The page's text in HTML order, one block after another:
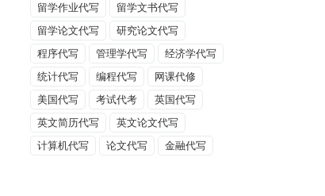
留学作业代写
留学文书代写
留学论文代写
研究论文代写
程序代写
管理学代写
经济学代写
统计代写
编程代写
网课代修
美国代写
考试代考
英国代写
英文简历代写
英文论文代写
计算机代写
论文代写 金融代写